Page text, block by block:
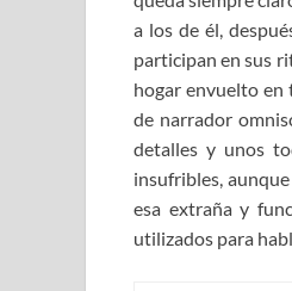
a los de él,
participan en sus
hogar envuelto en
de narrador
detalles y unos
insufribles,
esa extraña y
utilizados para